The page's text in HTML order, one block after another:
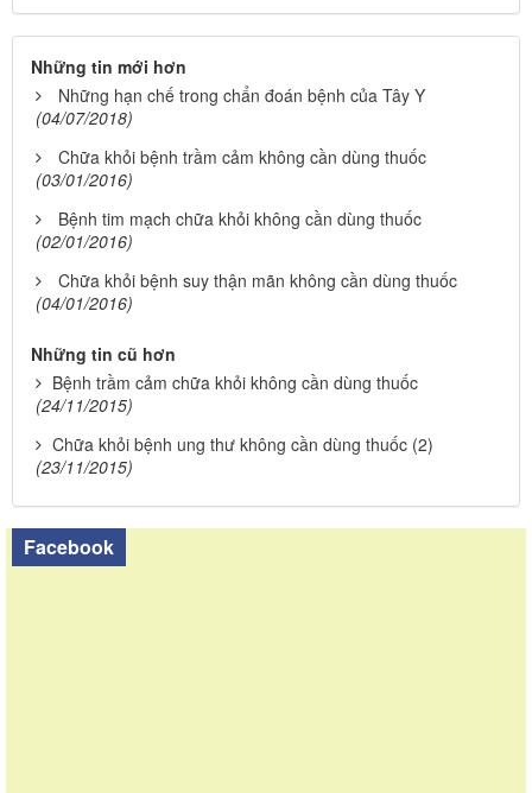
Những tin mới hơn
Những hạn chế trong chẩn đoán bệnh của Tây Y
(04/07/2018)
Chữa khỏi bệnh trầm cảm không cần dùng thuốc
(03/01/2016)
Bệnh tim mạch chữa khỏi không cần dùng thuốc
(02/01/2016)
Chữa khỏi bệnh suy thận mãn không cần dùng thuốc
(04/01/2016)
Những tin cũ hơn
Bệnh trầm cảm chữa khỏi không cần dùng thuốc
(24/11/2015)
Chữa khỏi bệnh ung thư không cần dùng thuốc (2)
(23/11/2015)
Facebook